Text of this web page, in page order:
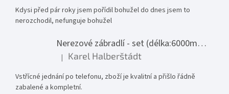
Kdysi před pár roky jsem pořídil bohužel do dnes jsem to
nerozchodil, nefunguje bohužel
Nerezové zábradlí - set (délka:6000mm x výška:1000mm)
Hodnocení produktu je 5 z 5 hvězdiček.
| Karel Halberštádt
Vstřícné jednání po telefonu, zboží je kvalitní a přišlo řádně
zabalené a kompletní.